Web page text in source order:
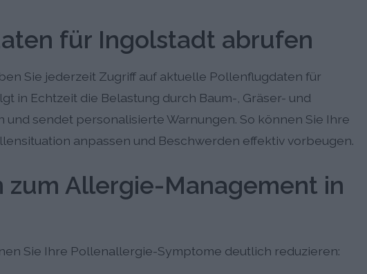
für Ingolstadt abrufen
Sie jederzeit Zugriff auf aktuelle Pollenflugdaten für
in Echtzeit die Belastung durch Baum-, Gräser- und
sendet personalisierte Warnungen. So können Sie Ihre
anpassen und Beschwerden effektiv vorbeugen.
zum Allergie-Management in
Sie Ihre Pollenallergie-Symptome deutlich reduzieren: